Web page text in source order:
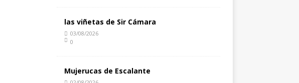
las viñetas de Sir Cámara
03/08/2026
0
Mujerucas de Escalante